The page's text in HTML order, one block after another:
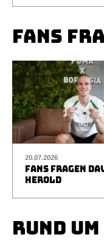
FANS
20.07.2026
FANS FRAGEN
HEROLD
RUND